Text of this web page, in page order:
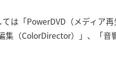
は「PowerDVD（メディア
集（ColorDirector）」、「